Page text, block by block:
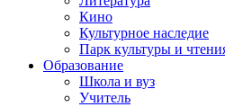
Кино
Культурное наследие
Парк культуры и
Образование
Школа и вуз
Учитель